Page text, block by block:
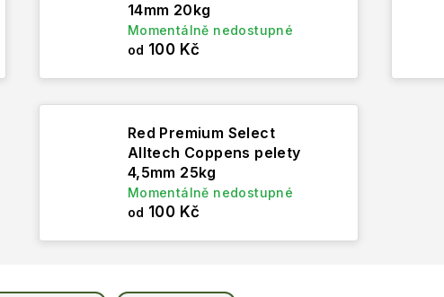
14mm 20kg
Momentálně nedostupné
od 100 Kč
Red Premium Select
Alltech Coppens pelety
4,5mm 25kg
Momentálně nedostupné
od 100 Kč